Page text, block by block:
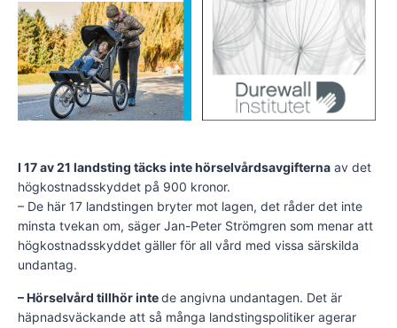
I 17 av 21 landsting täcks inte hörselvårdsavgifterna av det
högkostnadsskyddet på 900 kronor.
– De här 17 landstingen bryter mot lagen, det råder det inte
minsta tvekan om, säger Jan-Peter Strömgren som menar att
högkostnadsskyddet gäller för all vård med vissa särskilda
undantag.
– Hörselvård tillhör intede angivna undantagen. Det är
häpnadsväckande att så många landstingspolitiker agerar